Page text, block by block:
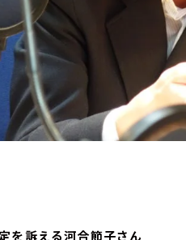
を訴える河合節子さん